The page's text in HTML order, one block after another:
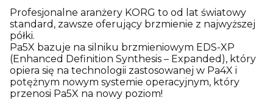
Profesjonalne aranżery KORG to od lat światowy
standard, zawsze oferujący brzmienie z najwyższej
półki.
Pa5X bazuje na silniku brzmieniowym EDS-XP
(Enhanced Definition Synthesis – Expanded), który
opiera się na technologii zastosowanej w Pa4X i
potężnym nowym systemie operacyjnym, który
przenosi Pa5X na nowy poziom!